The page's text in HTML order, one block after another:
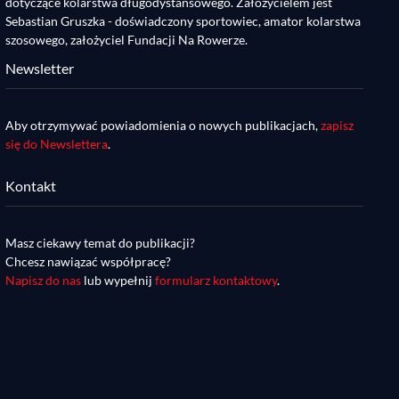
Sebastian Gruszka - doświadczony sportowiec, amator kolarstwa
szosowego, założyciel Fundacji Na Rowerze.
Newsletter
Aby otrzymywać powiadomienia o nowych publikacjach,zapisz
się do Newslettera.
Kontakt
Masz ciekawy temat do publikacji?
Chcesz nawiązać współpracę?
Napisz do nas lub wypełnijformularz kontaktowy.